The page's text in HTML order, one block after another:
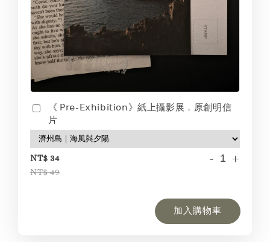
《 𝖯𝗋𝖾-𝖤𝗑𝗁𝗂𝖻𝗂𝗍𝗂𝗈𝗇》紙上攝影展．原創明信
片
NT$ 34
NT$ 49
- +
加入購物車